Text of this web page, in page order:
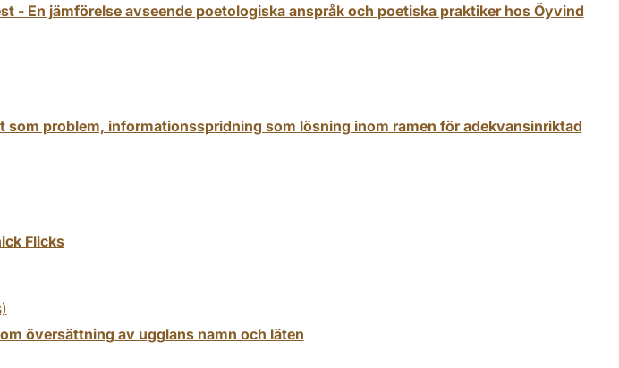
- En jämförelse avseende poetologiska anspråk och poetiska praktiker hos Öyvind
som problem, informationsspridning som lösning inom ramen för adekvansinriktad
Flicks
översättning av ugglans namn och läten